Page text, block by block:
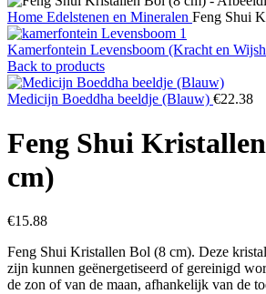
Home Edelstenen en Mineralen Feng Shui
Kamerfontein Levensboom (Kracht en
Back to products
Medicijn Boeddha beeldje (Blauw) €22.38
Feng Shui
cm)
€15.88
Feng Shui Kristallen Bol (8 cm). Deze
zijn kunnen geënergetiseerd of gereinigd
de zon of van de maan, afhankelijk van de